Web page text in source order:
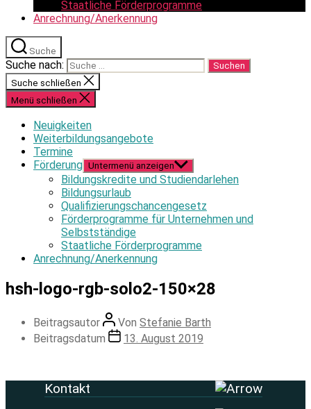
Staatliche Förderprogramme
Anrechnung/Anerkennung
Suche
Suche nach:
Suche schließen
Menü schließen
Neuigkeiten
Weiterbildungsangebote
Termine
Förderung Untermenü anzeigen
Bildungskredite und Studiendarlehen
Bildungsurlaub
Qualifizierungschancengesetz
Förderprogramme für Unternehmen und
Selbstständige
Staatliche Förderprogramme
Anrechnung/Anerkennung
hsh-logo-rgb-solo2-150×28
Beitragsautor Von Stefanie Barth
Beitragsdatum
13. August 2019
Kontakt